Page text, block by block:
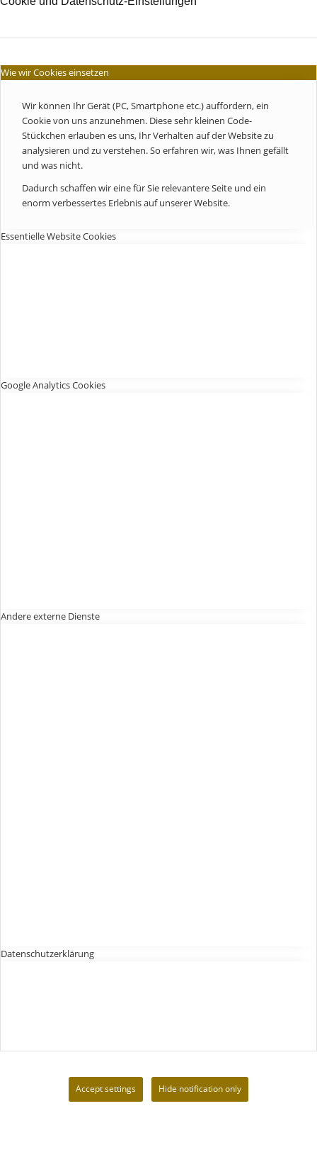
Wie wir Cookies einsetzen
Wir können Ihr Gerät (PC, Smartphone etc.) auffordern, ein
Cookie von uns anzunehmen. Diese sehr kleinen Code-
Stückchen erlauben es uns, Ihr Verhalten auf der Website zu
analysieren und zu verstehen. So erfahren wir, was Ihnen gefällt
und was nicht.
Dadurch schaffen wir eine für Sie relevantere Seite und ein
enorm verbessertes Erlebnis auf unserer Website.
Essentielle Website Cookies
Google Analytics Cookies
Andere externe Dienste
Datenschutzerklärung
Accept settings Hide notification only